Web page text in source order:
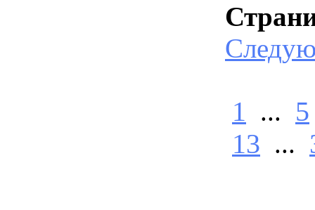
1 ... 5
13 ...